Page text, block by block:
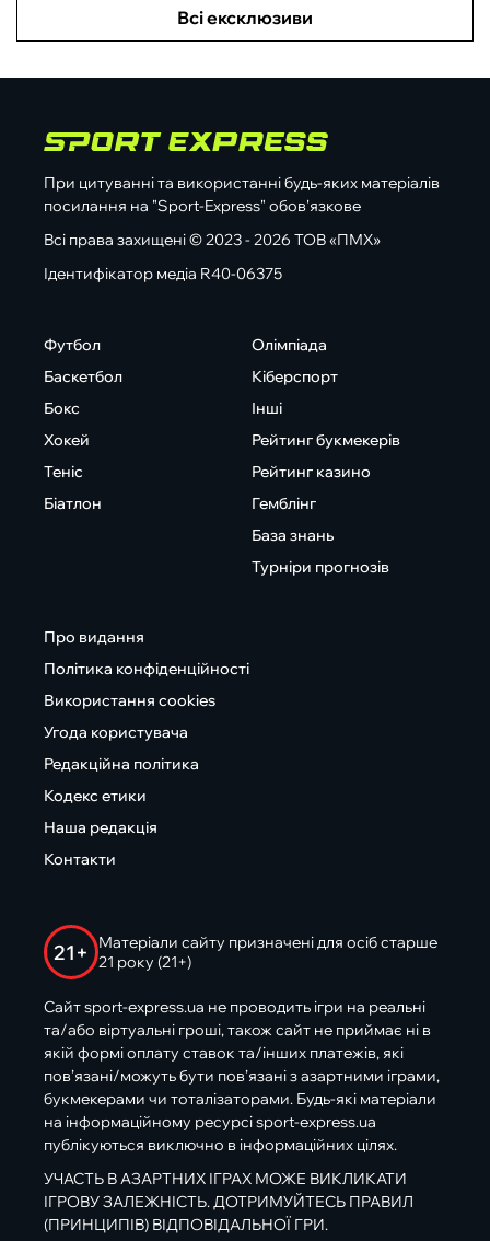
Всі ексклюзиви
При цитуванні та використанні будь-яких матеріалів
посилання на "Sport-Express" обов'язкове
Всі права захищені © 2023 - 2026 ТОВ «ПМХ»
Ідентифікатор медіа R40-06375
Футбол
Баскетбол
Бокс
Хокей
Теніс
Біатлон
Олімпіада
Кіберспорт
Інші
Рейтинг букмекерів
Рейтинг казино
Гемблінг
База знань
Турніри прогнозів
Про видання
Політика конфіденційності
Використання cookies
Угода користувача
Редакційна політика
Кодекс етики
Наша редакція
Контакти
21+
Матеріали сайту призначені для осіб старше
21 року (21+)
Сайт sport-express.ua не проводить ігри на реальні
та/або віртуальні гроші, також сайт не приймає ні в
якій формі оплату ставок та/інших платежів, які
пов’язані/можуть бути пов’язані з азартними іграми,
букмекерами чи тоталізаторами. Будь-які матеріали
на інформаційному ресурсі sport-express.ua
публікуються виключно в інформаційних цілях.
УЧАСТЬ В АЗАРТНИХ ІГРАХ МОЖЕ ВИКЛИКАТИ
ІГРОВУ ЗАЛЕЖНІСТЬ. ДОТРИМУЙТЕСЬ ПРАВИЛ
(ПРИНЦИПІВ) ВІДПОВІДАЛЬНОЇ ГРИ.